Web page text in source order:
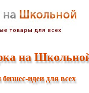
на
идеи для всех